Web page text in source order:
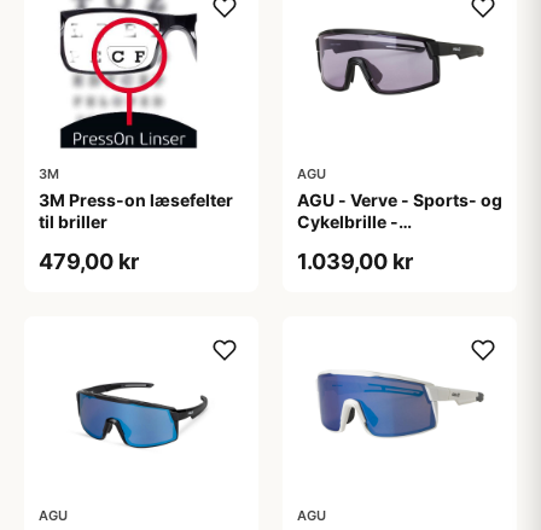
3M
3M Press-on læsefelter
til briller
479,00 kr
AGU
AGU - Verve - Sports- og
Cykelbrille -
Mat Sort
1.039,00 kr
AGU AGU